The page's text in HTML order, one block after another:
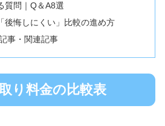
質問｜Q＆A8選
後悔しにくい」比較の進め方
事・関連記事
り料金の比較表